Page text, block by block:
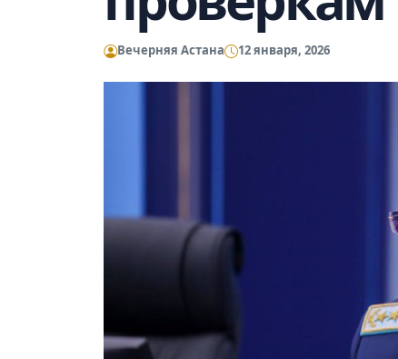
Вечерняя Астана 12 января, 2026